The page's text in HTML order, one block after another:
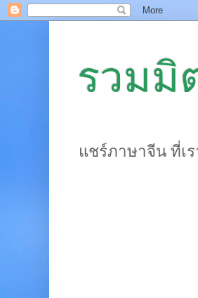
รวมมิ
แชร์ภาษาจีน ที่เ